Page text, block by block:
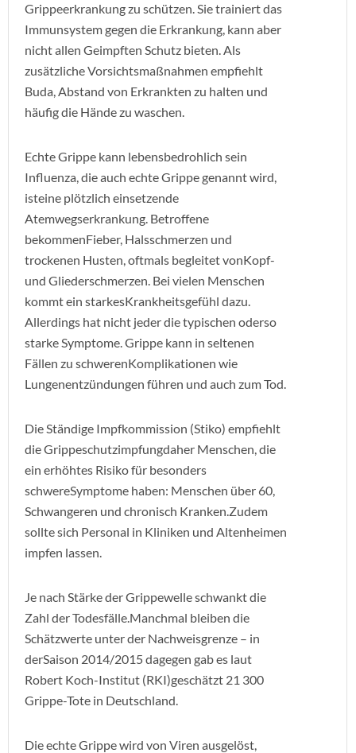
Grippeerkrankung zu schützen. Sie trainiert das
Immunsystem gegen die Erkrankung, kann aber
nicht allen Geimpften Schutz bieten. Als
zusätzliche Vorsichtsmaßnahmen empfiehlt
Buda, Abstand von Erkrankten zu halten und
häufig die Hände zu waschen.
Echte Grippe kann lebensbedrohlich sein
Influenza, die auch echte Grippe genannt wird,
isteine plötzlich einsetzende
Atemwegserkrankung. Betroffene
bekommenFieber, Halsschmerzen und
trockenen Husten, oftmals begleitet vonKopf-
und Gliederschmerzen. Bei vielen Menschen
kommt ein starkesKrankheitsgefühl dazu.
Allerdings hat nicht jeder die typischen oderso
starke Symptome. Grippe kann in seltenen
Fällen zu schwerenKomplikationen wie
Lungenentzündungen führen und auch zum Tod.
Die Ständige Impfkommission (Stiko) empfiehlt
die Grippeschutzimpfungdaher Menschen, die
ein erhöhtes Risiko für besonders
schwereSymptome haben: Menschen über 60,
Schwangeren und chronisch Kranken.Zudem
sollte sich Personal in Kliniken und Altenheimen
impfen lassen.
Je nach Stärke der Grippewelle schwankt die
Zahl der Todesfälle.Manchmal bleiben die
Schätzwerte unter der Nachweisgrenze – in
derSaison 2014/2015 dagegen gab es laut
Robert Koch-Institut (RKI)geschätzt 21 300
Grippe-Tote in Deutschland.
Die echte Grippe wird von Viren ausgelöst,